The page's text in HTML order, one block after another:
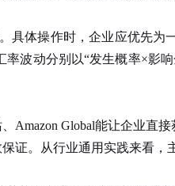
体操作时，企业应优先为
波动分别以“发生概率×影响
Global能让企业直接
证。从行业通用实践来看，